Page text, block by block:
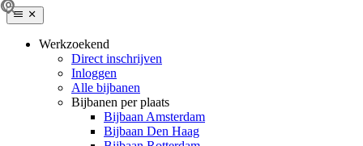
Werkzoekend
Direct inschrijven
Inloggen
Alle bijbanen
Bijbanen per plaats
Bijbaan Amsterdam
Bijbaan Den Haag